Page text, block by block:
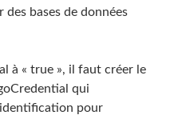
bases de données
à « true », il faut créer le
qui
pour